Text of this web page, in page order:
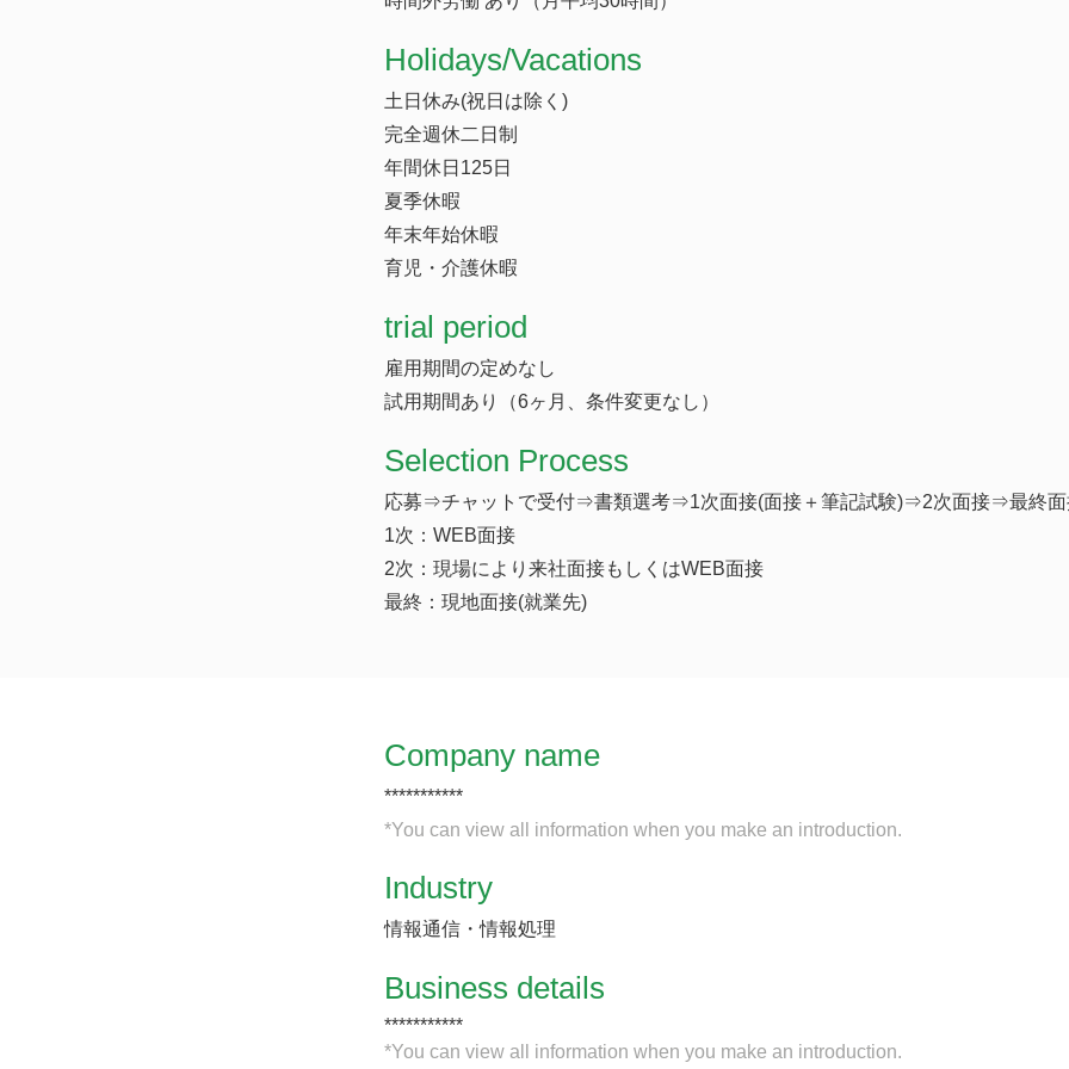
​Holidays/Vacations
土日休み(祝日は除く)
完全週休二日制
年間休日125日
夏季休暇
年末年始休暇
育児・介護休暇
trial period
雇用期間の定めなし
試用期間あり（6ヶ月、条件変更なし）
Selection Process
応募⇒チャットで受付⇒書類選考⇒1次面接(面接＋筆記試験)⇒2次面接⇒最終
1次：WEB面接
2次：現場により来社面接もしくはWEB面接
最終：現地面接(就業先)
Company name
***********
*You can view all information when you make an introduction.
Industry
情報通信・情報処理
​Business details
***********
*You can view all information when you make an introduction.